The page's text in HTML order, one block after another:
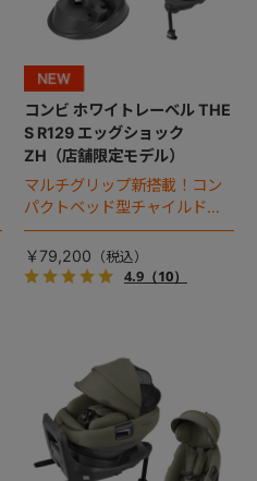
コンビ ホワイトレーベル THE
S R129 エッグショック
ZH（店舗限定モデル）
マルチグリップ新搭載！コン
パクトベッド型チャイルドシ
ート（2026年モデル）。
￥79,200
4.9（10）